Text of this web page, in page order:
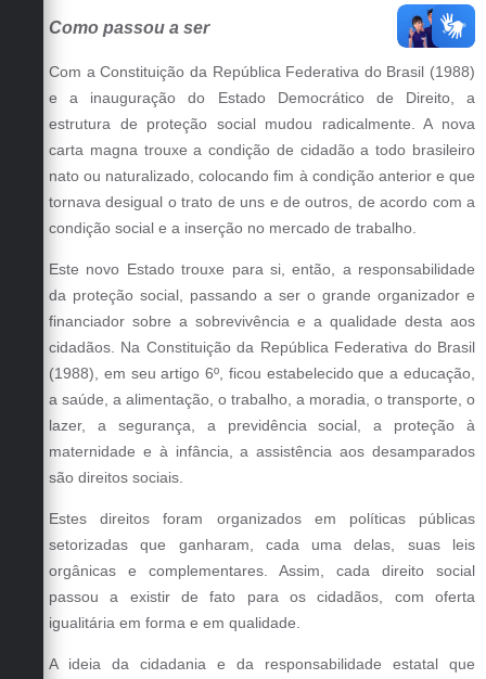
Como passou a ser
Com a Constituição da República Federativa do Brasil (1988)
e a inauguração do Estado Democrático de Direito, a
estrutura de proteção social mudou radicalmente. A nova
carta magna trouxe a condição de cidadão a todo brasileiro
nato ou naturalizado, colocando fim à condição anterior e que
tornava desigual o trato de uns e de outros, de acordo com a
condição social e a inserção no mercado de trabalho.
Este novo Estado trouxe para si, então, a responsabilidade
da proteção social, passando a ser o grande organizador e
financiador sobre a sobrevivência e a qualidade desta aos
cidadãos. Na Constituição da República Federativa do Brasil
(1988), em seu artigo 6º, ficou estabelecido que a educação,
a saúde, a alimentação, o trabalho, a moradia, o transporte, o
lazer, a segurança, a previdência social, a proteção à
maternidade e à infância, a assistência aos desamparados
são direitos sociais.
Estes direitos foram organizados em políticas públicas
setorizadas que ganharam, cada uma delas, suas leis
orgânicas e complementares. Assim, cada direito social
passou a existir de fato para os cidadãos, com oferta
igualitária em forma e em qualidade.
A ideia da cidadania e da responsabilidade estatal que